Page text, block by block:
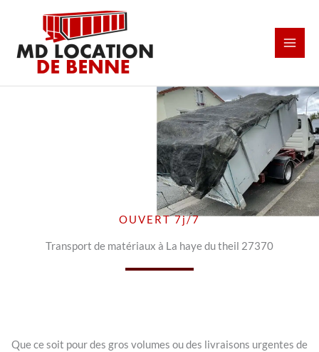
contenu
OUVERT 7j/7
Transport de matériaux à La haye du theil 27370
Que ce soit pour des gros volumes ou des livraisons urgentes de